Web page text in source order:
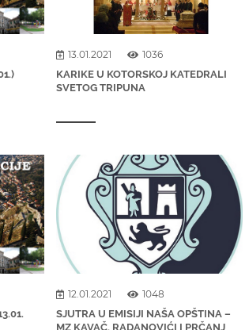
13.01.2021
1036
KARIKE U KOTORSKOJ KATEDRALI
SVETOG TRIPUNA
12.01.2021
1048
SJUTRA U EMISIJI NAŠA OPŠTINA –
MZ KAVAČ, RADANOVIĆI I PRČANJ